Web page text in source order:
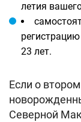
летия
23 лет.
Если о
Северной